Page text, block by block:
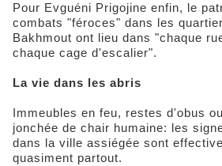
Pour Evguéni Prigojine enfin, le
combats "féroces" dans les
Bakhmout ont lieu dans "chaque
chaque cage d'escalier".
La vie dans les abris
Immeubles en feu, restes d'obus
jonchée de chair humaine: les
dans la ville assiégée sont
quasiment partout.